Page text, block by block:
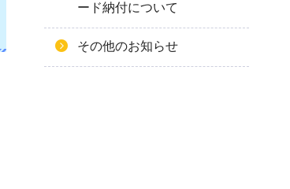
ード納付について
その他のお知らせ